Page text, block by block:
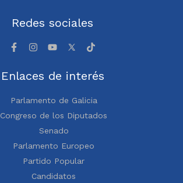
Redes sociales
Enlaces de interés
Parlamento de Galicia
Congreso de los Diputados
Senado
Parlamento Europeo
Partido Popular
Candidatos